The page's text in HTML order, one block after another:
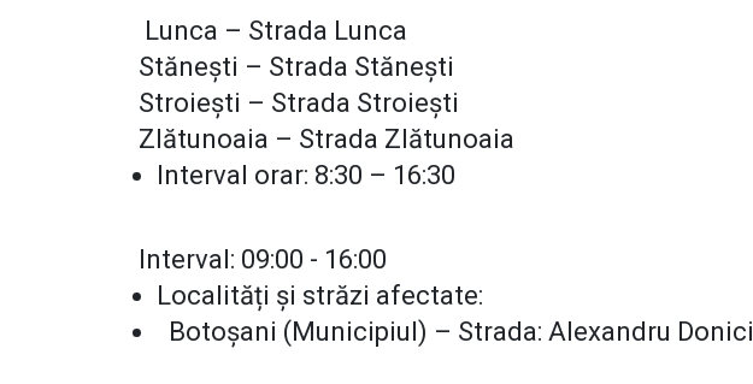
Lunca – Strada Lunca
Stănești – Strada Stănești
Stroiești – Strada Stroiești
Zlătunoaia – Strada Zlătunoaia
Interval orar: 8:30 – 16:30
Interval: 09:00 - 16:00
Localități și străzi afectate:
Botoșani (Municipiul) – Strada: Alexandru Donici